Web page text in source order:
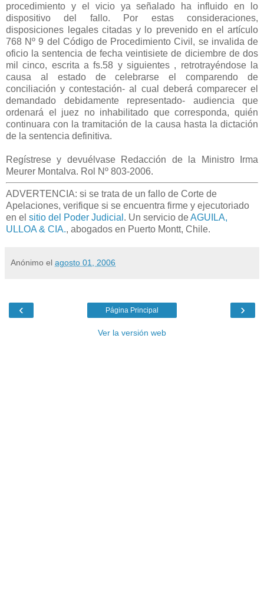
procedimiento y el vicio ya señalado ha influido en lo
dispositivo del fallo. Por estas consideraciones,
disposiciones legales citadas y lo prevenido en el artículo
768 Nº 9 del Código de Procedimiento Civil, se invalida de
oficio la sentencia de fecha veintisiete de diciembre de dos
mil cinco, escrita a fs.58 y siguientes , retrotrayéndose la
causa al estado de celebrarse el comparendo de
conciliación y contestación- al cual deberá comparecer el
demandado debidamente representado- audiencia que
ordenará el juez no inhabilitado que corresponda, quién
continuara con la tramitación de la causa hasta la dictación
de la sentencia definitiva.
Regístrese y devuélvase Redacción de la Ministro Irma
Meurer Montalva. Rol Nº 803-2006.
ADVERTENCIA: si se trata de un fallo de Corte de
Apelaciones, verifique si se encuentra firme y ejecutoriado
en el sitio del Poder Judicial . Un servicio deAGUILA,
ULLOA & CIA., abogados en Puerto Montt, Chile.
Anónimo el agosto 01, 2006
‹ ›
Página Principal
Ver la versión web